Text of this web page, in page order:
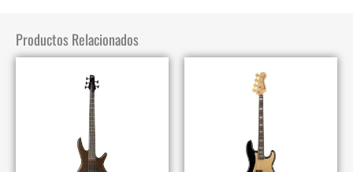
Productos Relacionados